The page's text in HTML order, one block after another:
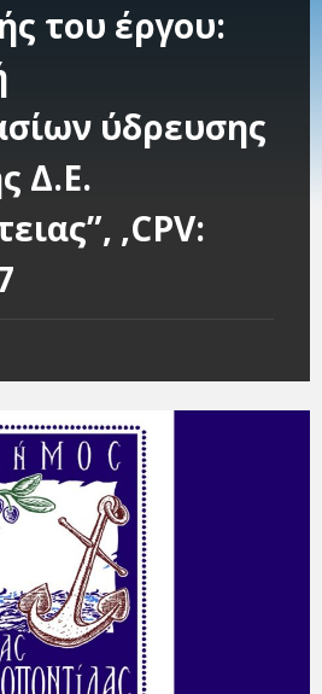
του έργου:
ύδρευσης
Δ.Ε.
,CPV: